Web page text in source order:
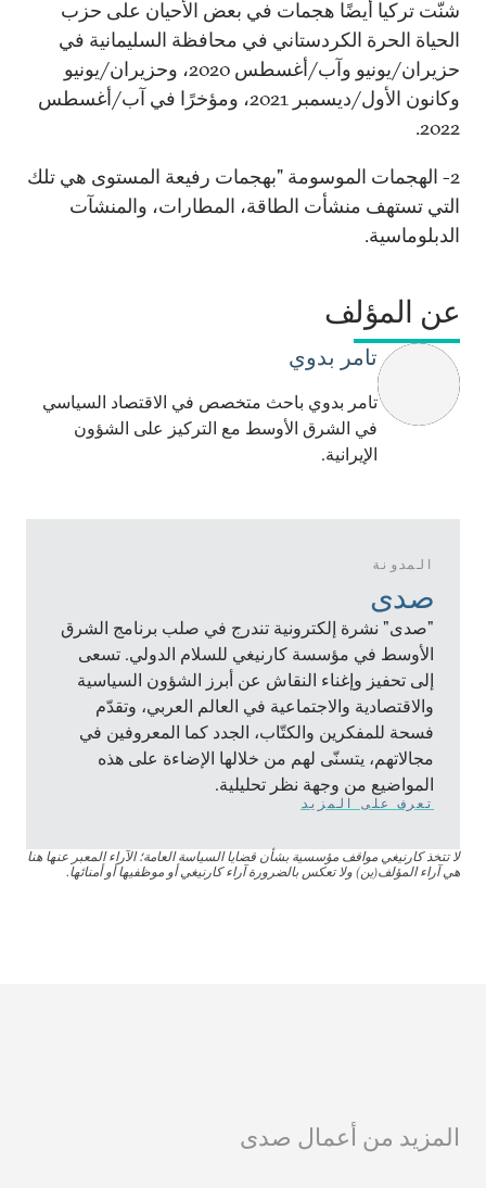
المدونة
صدى
"صدى" نشرة إلكترونية تندرج في صلب برنامج الشرق
الأوسط في مؤسسة كارنيغي للسلام الدولي. تسعى
إلى تحفيز وإغناء النقاش عن أبرز الشؤون السياسية
والاقتصادية والاجتماعية في العالم العربي، وتقدّم
فسحة للمفكرين والكتّاب، الجدد كما المعروفين في
مجالاتهم، يتسنّى لهم من خلالها الإضاءة على هذه
المواضيع من وجهة نظر تحليلية.
تعرف على المزيد
شنّت تركيا أيضًا هجمات في بعض الأحيان على حزب
الحياة الحرة الكردستاني في محافظة السليمانية في
حزيران/يونيو وآب/أغسطس 2020، وحزيران/يونيو
وكانون الأول/ديسمبر 2021، ومؤخرًا في آب/أغسطس
2022.
2- الهجمات الموسومة "بهجمات رفيعة المستوى هي تلك
التي تستهف منشأت الطاقة، المطارات، والمنشآت
الدبلوماسية.
عن المؤلف
تامر بدوي
تامر بدوي باحث متخصص في الاقتصاد السياسي
في الشرق الأوسط مع التركيز على الشؤون
الإيرانية.
لا تتخذ كارنيغي مواقف مؤسسية بشأن قضايا السياسة العامة؛ الآراء المعبر عنها هنا
هي آراء المؤلف(ين) ولا تعكس بالضرورة آراء كارنيغي أو موظفيها أو أمنائها.
المزيد من أعمال صدى